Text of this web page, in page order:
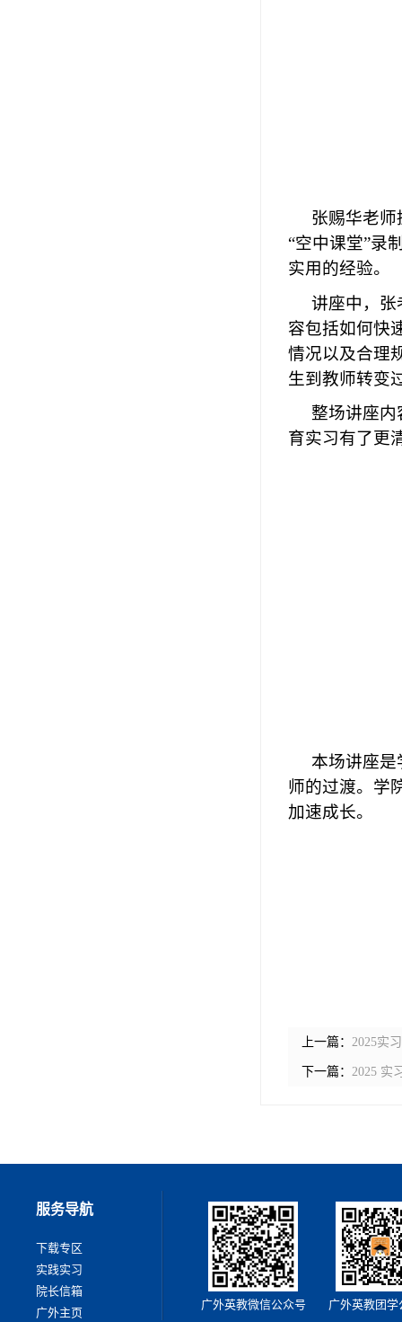
张赐华老师
“空中课堂”录
实用的经验。
讲座中，张
容包括如何快
情况以及合理
生到教师转变
整场讲座
育实习有了更
本场讲座是
师的过渡。学
加速成长。
上一篇： 2025实
下一篇： 2025 实
服务导航
下载专区
实践实习
院长信箱
广外主页
广外英教微信公众号 广外英教团学